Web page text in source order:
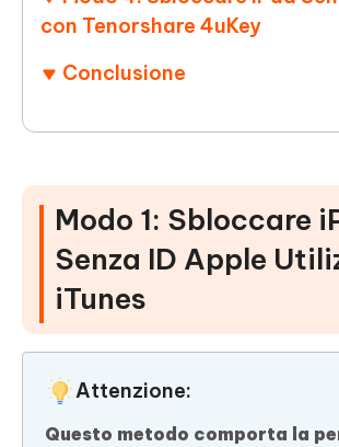
con Tenorshare 4uKey
Conclusione
Modo 1: Sbloccare
Senza ID Apple
iTunes
Attenzione:
Questo metodo comporta la